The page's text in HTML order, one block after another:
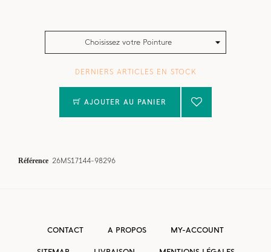
Choisissez votre Pointure
DERNIERS ARTICLES EN STOCK
AJOUTER AU PANIER
Référence 26MS17144-98296
CONTACT A PROPOS MY-ACCOUNT